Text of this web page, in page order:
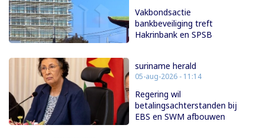
Vakbondsactie
bankbeveiliging treft
Hakrinbank en SPSB
suriname herald
05-aug-2026 - 11:14
Regering wil
betalingsachterstanden bij
EBS en SWM afbouwen